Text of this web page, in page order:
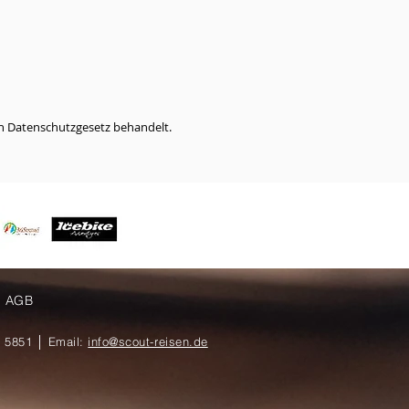
behandelt.
│ Email: info@scout-reisen.de